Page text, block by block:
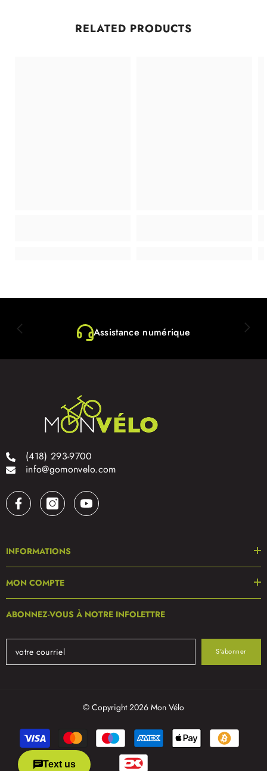
RELATED PRODUCTS
Assistance numérique
(418) 293-9700
info@gomonvelo.com
INFORMATIONS
MON COMPTE
ABONNEZ-VOUS À NOTRE INFOLETTRE
S'abonner
© Copyright 2026 Mon Vélo
Modes
de
paiement